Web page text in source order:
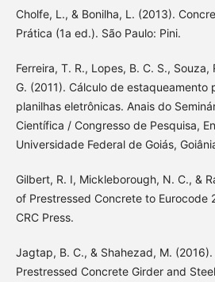
Cholfe, L., & Bonilha, L. (2013).
Prática (1a ed.). São Paulo: Pini.
Ferreira, T. R., Lopes, B. C. S., Souza,
G. (2011). Cálculo de estaqueamento
planilhas eletrônicas. Anais do
Científica / Congresso de Pesquisa,
Universidade Federal de Goiás,
Gilbert, R. I, Mickleborough, N. C., &
of Prestressed Concrete to Eurocode
CRC Press.
Jagtap, B. C., & Shahezad, M.
Prestressed Concrete Girder and